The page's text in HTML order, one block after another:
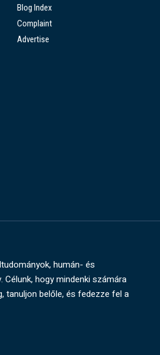
Blog Index
Complaint
Advertise
humán- és
hogy mindenki számára
tanuljon belőle, és fedezze fel a